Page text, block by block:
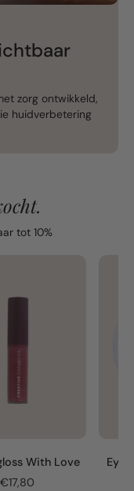
zorg ontwikkeld,
huidverbetering
tot 10%
With Love
€17,80